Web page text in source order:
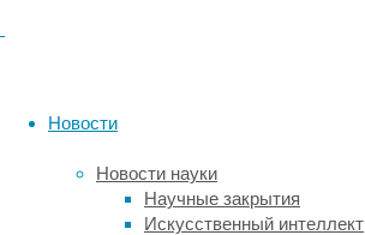
Новости
Новости науки
Научные закрытия
Искусственный интеллект
Shall
/
Should